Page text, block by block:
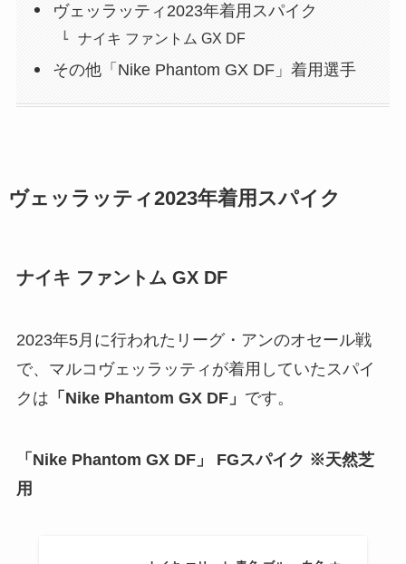
ヴェッラッティ2023年着用スパイク
ナイキ ファントム GX DF
その他「Nike Phantom GX DF」着用選手
ヴェッラッティ2023年着用スパイク
ナイキ ファントム GX DF
2023年5月に行われたリーグ・アンのオセール戦
で、マルコヴェッラッティが着用していたスパイ
クは 「Nike Phantom GX DF」 です。
「Nike Phantom GX DF」 FGスパイク ※天然芝
用